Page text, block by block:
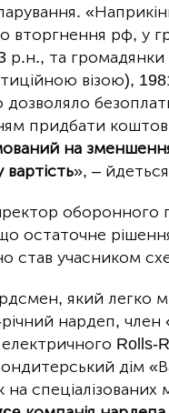
вторгнення рф, у
р.н., та
візою),
дозволяло
придбати
на
», –
оборонного
остаточне
став учасником
який легко
нардеп,
дім
спеціалізованих